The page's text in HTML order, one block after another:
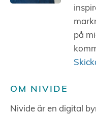
på
OM NIVIDE
Nivide är en digital